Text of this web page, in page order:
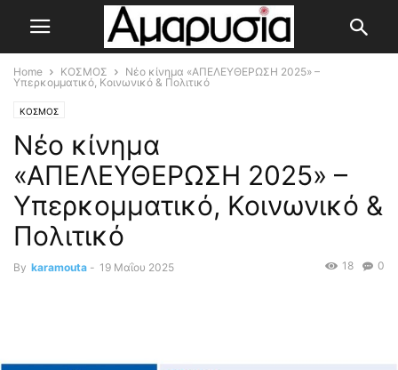
Home ΚΟΣΜΟΣ
Νέο κίνημα «ΑΠΕΛΕΥΘΕΡΩΣΗ 2025» –
Υπερκομματικό, Κοινωνικό & Πολιτικό
ΚΟΣΜΟΣ
Νέο κίνημα
«ΑΠΕΛΕΥΘΕΡΩΣΗ 2025» –
Υπερκομματικό, Κοινωνικό &
Πολιτικό
By karamouta - 19 Μαΐου 2025 0
18